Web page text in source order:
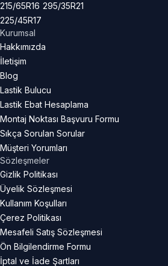
215/65R16
225/45R17
295/35R21
Kurumsal
Hakkımızda
İletişim
Blog
Lastik Bulucu
Lastik Ebat Hesaplama
Montaj Noktası Başvuru Formu
Sıkça Sorulan Sorular
Müşteri Yorumları
Sözleşmeler
Gizlik Politikası
Üyelik Sözleşmesi
Kullanım Koşulları
Çerez Politikası
Mesafeli Satış Sözleşmesi
Ön Bilgilendirme Formu
İptal ve İade Şartları